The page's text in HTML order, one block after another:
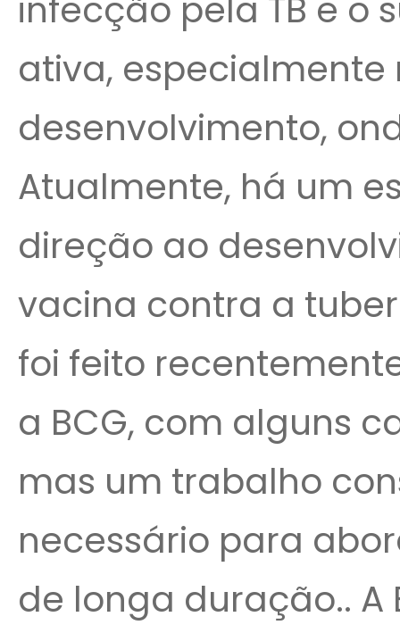
infecção pela TB e o
ativa, especialmente
desenvolvimento,
Atualmente, há um
direção ao
vacina contra a
foi feito
a BCG, com alguns
mas um trabalho
necessário para
de longa duração.. A